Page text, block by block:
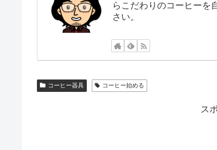
らこだわりのコーヒーを
さい。
コーヒー器具 コーヒー始める
ス